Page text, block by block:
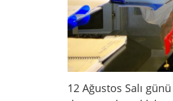
12 Ağustos Salı